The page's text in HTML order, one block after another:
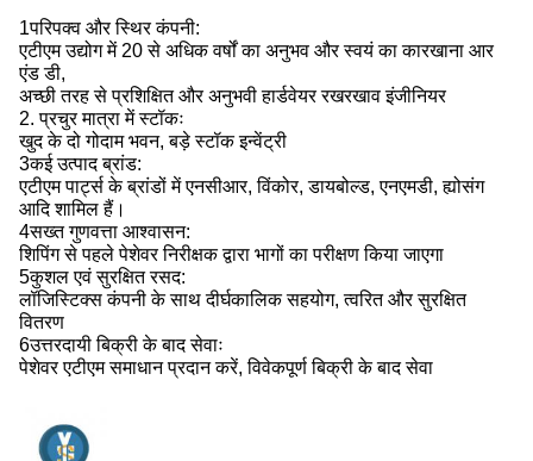
1परिपक्व और स्थिर कंपनी:
एटीएम उद्योग में 20 से अधिक वर्षों का अनुभव और स्वयं का कारखाना आर
एंड डी,
अच्छी तरह से प्रशिक्षित और अनुभवी हार्डवेयर रखरखाव इंजीनियर
2. प्रचुर मात्रा में स्टॉकः
खुद के दो गोदाम भवन, बड़े स्टॉक इन्वेंट्री
3कई उत्पाद ब्रांड:
एटीएम पार्ट्स के ब्रांडों में एनसीआर, विंकोर, डायबोल्ड, एनएमडी, ह्योसंग
आदि शामिल हैं।
4सख्त गुणवत्ता आश्वासन:
शिपिंग से पहले पेशेवर निरीक्षक द्वारा भागों का परीक्षण किया जाएगा
5कुशल एवं सुरक्षित रसद:
लॉजिस्टिक्स कंपनी के साथ दीर्घकालिक सहयोग, त्वरित और सुरक्षित
वितरण
6उत्तरदायी बिक्री के बाद सेवाः
पेशेवर एटीएम समाधान प्रदान करें, विवेकपूर्ण बिक्री के बाद सेवा